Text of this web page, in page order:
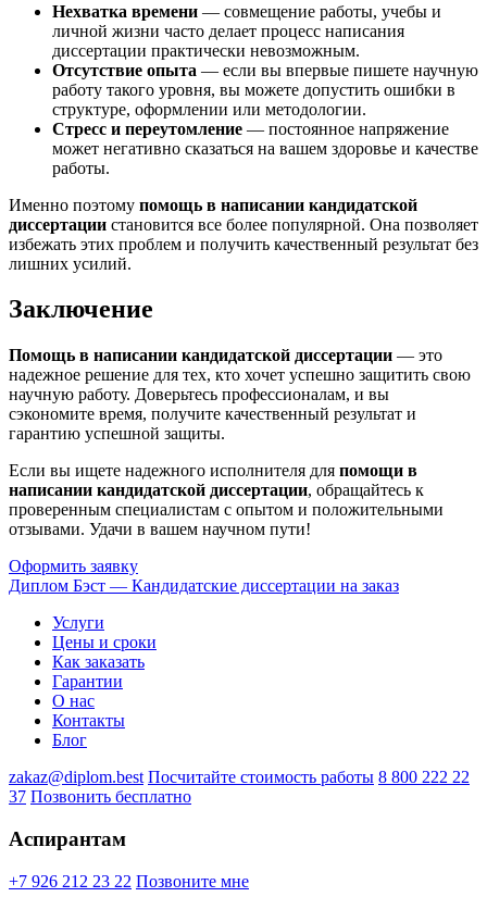
Нехватка времени — совмещение работы, учебы и
личной жизни часто делает процесс написания
диссертации практически невозможным.
Отсутствие опыта — если вы впервые пишете научную
работу такого уровня, вы можете допустить ошибки в
структуре, оформлении или методологии.
Стресс и переутомление — постоянное напряжение
может негативно сказаться на вашем здоровье и качестве
работы.
Именно поэтому помощь в написании кандидатской
диссертации становится все более популярной. Она позволяет
избежать этих проблем и получить качественный результат без
лишних усилий.
Заключение
Помощь в написании кандидатской диссертации — это
надежное решение для тех, кто хочет успешно защитить свою
научную работу. Доверьтесь профессионалам, и вы
сэкономите время, получите качественный результат и
гарантию успешной защиты.
Если вы ищете надежного исполнителя для помощи в
написании кандидатской диссертации, обращайтесь к
проверенным специалистам с опытом и положительными
отзывами. Удачи в вашем научном пути!
Оформить заявку
Диплом Бэст — Кандидатские диссертации на заказ
Услуги
Цены и сроки
Как заказать
Гарантии
О нас
Контакты
Блог
zakaz@diplom.best Посчитайте стоимость работы 8 800 222 22
37 Позвонить бесплатно
Аспирантам
+7 926 212 23 22 Позвоните мне